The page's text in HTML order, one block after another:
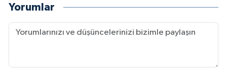
Yorumlar